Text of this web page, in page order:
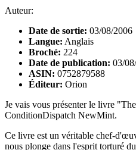
Auteur:
Date de sortie: 03/08/2006
Langue: Anglais
Broché: 224
Date de publication: 03/
ASIN: 0752879588
Éditeur: Orion
Je vais vous présenter le livre
ConditionDispatch NewMint.
Ce livre est un véritable chef-
nous plonge dans l'esprit torturé